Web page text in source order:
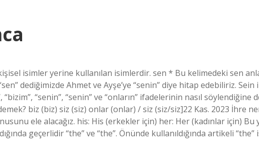
isimler yerine kullanılan isimlerdir. sen * Bu kelimedeki sen
dediğimizde Ahmet ve Ayşe’ye “senin” diye hitap edebiliriz. Sein
“bizim”, “senin”, “senin” ve “onların” ifadelerinin nasıl söylendiğine
biz (biz) siz (siz) onlar (onlar) / siz (siz/siz]22 Kas. 2023 İhre
ele alacağız. his: His (erkekler için) her: Her (kadınlar için) Bu
geçerlidir “the” ve “the”. Önünde kullanıldığında artikeli “the”